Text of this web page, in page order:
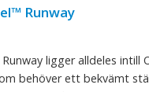
Runway
ligger alldeles intill
behöver ett bekvämt